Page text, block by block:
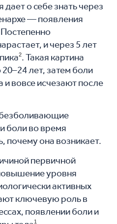
о себе знать через
— появления
Постепенно
и через 5 лет
2. Такая картина
лет, затем боли
вовсе исчезают после
боли во время
почему она возникает.
первичной
уровня
активных
ключевую роль в
появлении боли и
1